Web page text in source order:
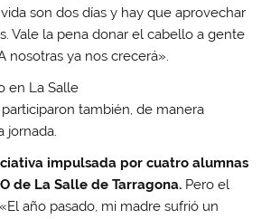
son dos días y hay que aprovechar
Vale la pena donar el cabello a gente
nosotras ya nos crecerá».
también, de manera
jornada.
impulsada por cuatro alumnas
de La Salle de Tarragona. Pero el
año pasado, mi madre sufrió un